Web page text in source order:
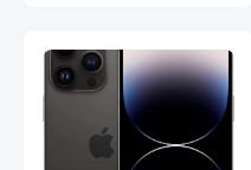
Panel IPS, AMD
FreeSync™ Premium,
Ecualizador Negro,
Cambio Automático de
Fuente,
LS27FG532ENXZA